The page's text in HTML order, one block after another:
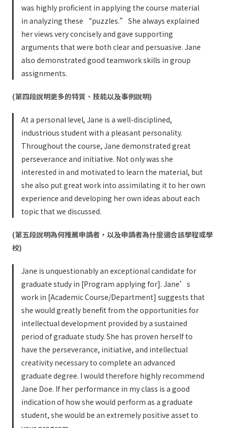
was highly proficient in applying the course material
in analyzing these “puzzles.” She always explained
her views very concisely and gave supporting
arguments that were both clear and persuasive. Jane
also demonstrated good teamwork skills in group
assignments.
(第四段說明更多的特質、技能以及事例說明)
At a personal level, Jane is a well-disciplined,
industrious student with a pleasant personality.
Throughout the course, Jane demonstrated great
perseverance and initiative. Not only was she
interested in and motivated to learn the material, but
she also put great work into assimilating it to her own
experience and developing her own ideas about each
topic that we discussed.
(第五段說明為何推薦申請者，以及申請者為什麼適合該學程或學
校)
Jane is unquestionably an exceptional candidate for
graduate study in [Program applying for]. Jane’s
work in [Academic Course/Department] suggests that
she would greatly benefit from the opportunities for
intellectual development provided by a sustained
period of graduate study. She has proven herself to
have the perseverance, initiative, and intellectual
creativity necessary to complete an advanced
graduate degree. I would therefore highly recommend
Jane Doe. If her performance in my class is a good
indication of how she would perform as a graduate
student, she would be an extremely positive asset to